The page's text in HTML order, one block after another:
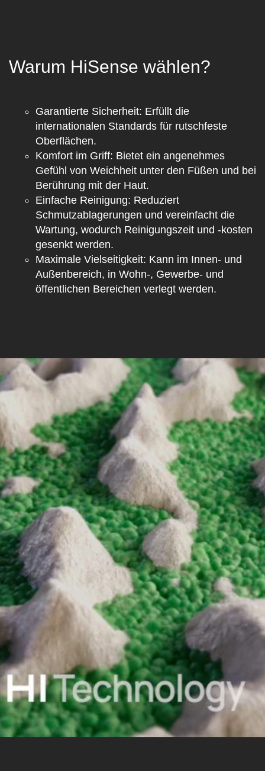
Warum HiSense wählen?
Garantierte Sicherheit: Erfüllt die
internationalen Standards für rutschfeste
Oberflächen.
Komfort im Griff: Bietet ein angenehmes
Gefühl von Weichheit unter den Füßen und bei
Berührung mit der Haut.
Einfache Reinigung: Reduziert
Schmutzablagerungen und vereinfacht die
Wartung, wodurch Reinigungszeit und -kosten
gesenkt werden.
Maximale Vielseitigkeit: Kann im Innen- und
Außenbereich, in Wohn-, Gewerbe- und
öffentlichen Bereichen verlegt werden.